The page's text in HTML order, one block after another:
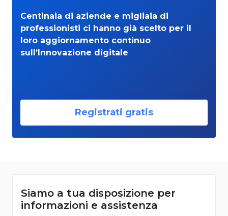
Centinaia di aziende e migliaia di
professionisti ci hanno già scelto per il
loro aggiornamento continuo
sull’Innovazione digitale
Registrati gratis
Siamo a tua disposizione per
informazioni e assistenza